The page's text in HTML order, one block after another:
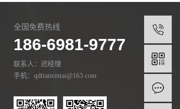
全国免费热线
186-6981-9777
联系人：迟经理
手机：qdtianxintai@163.com